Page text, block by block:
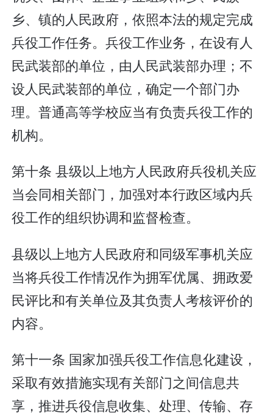
乡、镇的人民政府，依照本法的规定完成
兵役工作任务。兵役工作业务，在设有人
民武装部的单位，由人民武装部办理；不
设人民武装部的单位，确定一个部门办
理。普通高等学校应当有负责兵役工作的
机构。
第十条 县级以上地方人民政府兵役机关应
当会同相关部门，加强对本行政区域内兵
役工作的组织协调和监督检查。
县级以上地方人民政府和同级军事机关应
当将兵役工作情况作为拥军优属、拥政爱
民评比和有关单位及其负责人考核评价的
内容。
第十一条 国家加强兵役工作信息化建设，
采取有效措施实现有关部门之间信息共
享，推进兵役信息收集、处理、传输、存